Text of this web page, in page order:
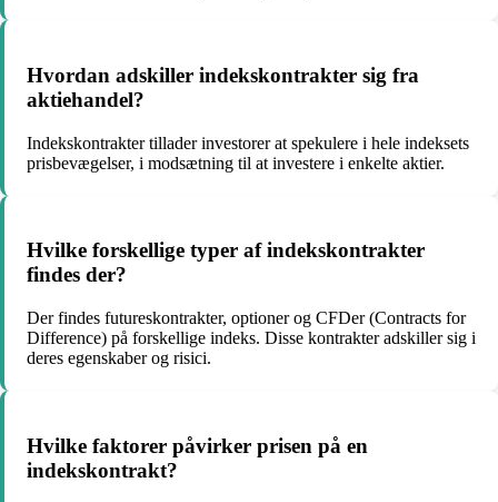
Hvordan adskiller indekskontrakter sig fra
aktiehandel?
Indekskontrakter tillader investorer at spekulere i hele indeksets
prisbevægelser, i modsætning til at investere i enkelte aktier.
Hvilke forskellige typer af indekskontrakter
findes der?
Der findes futureskontrakter, optioner og CFDer (Contracts for
Difference) på forskellige indeks. Disse kontrakter adskiller sig i
deres egenskaber og risici.
Hvilke faktorer påvirker prisen på en
indekskontrakt?